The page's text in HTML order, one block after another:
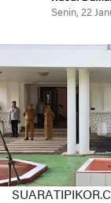
Senin, 22